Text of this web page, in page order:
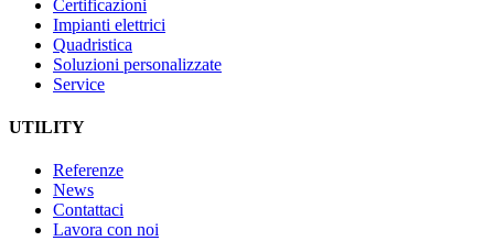
Certificazioni
Impianti elettrici
Quadristica
Soluzioni personalizzate
Service
UTILITY
Referenze
News
Contattaci
Lavora con noi